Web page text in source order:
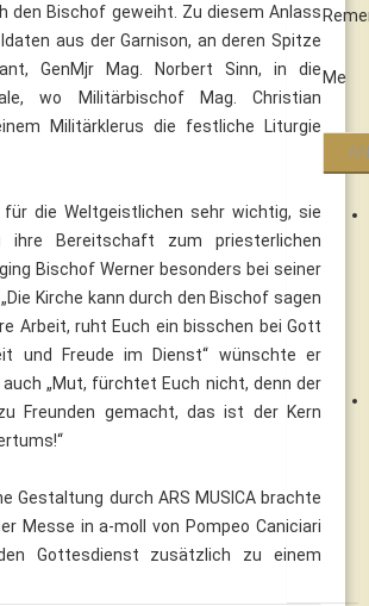
Me
den Bischof geweiht. Zu diesem Anlass
aus der Garnison, an deren Spitze
GenMjr Mag. Norbert Sinn, in die
wo Militärbischof Mag. Christian
Militärklerus die festliche Liturgie
die Weltgeistlichen sehr wichtig, sie
ihre Bereitschaft zum priesterlichen
Bischof Werner besonders bei seiner
Kirche kann durch den Bischof sagen
Arbeit, ruht Euch ein bisschen bei Gott
und Freude im Dienst“ wünschte er
„Mut, fürchtet Euch nicht, denn der
Freunden gemacht, das ist der Kern
Gestaltung durch ARS MUSICA brachte
Messe in a-moll von Pompeo Caniciari
Gottesdienst zusätzlich zu einem